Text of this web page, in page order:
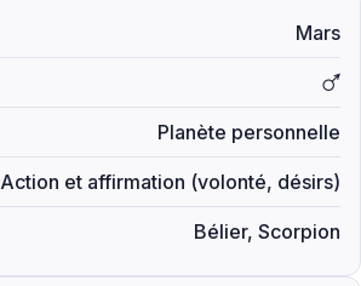
Mars
U
Planète personnelle
Action et affirmation (volonté, désirs)
Bélier, Scorpion